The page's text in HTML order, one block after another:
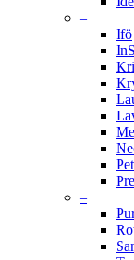
–
Ifö
–